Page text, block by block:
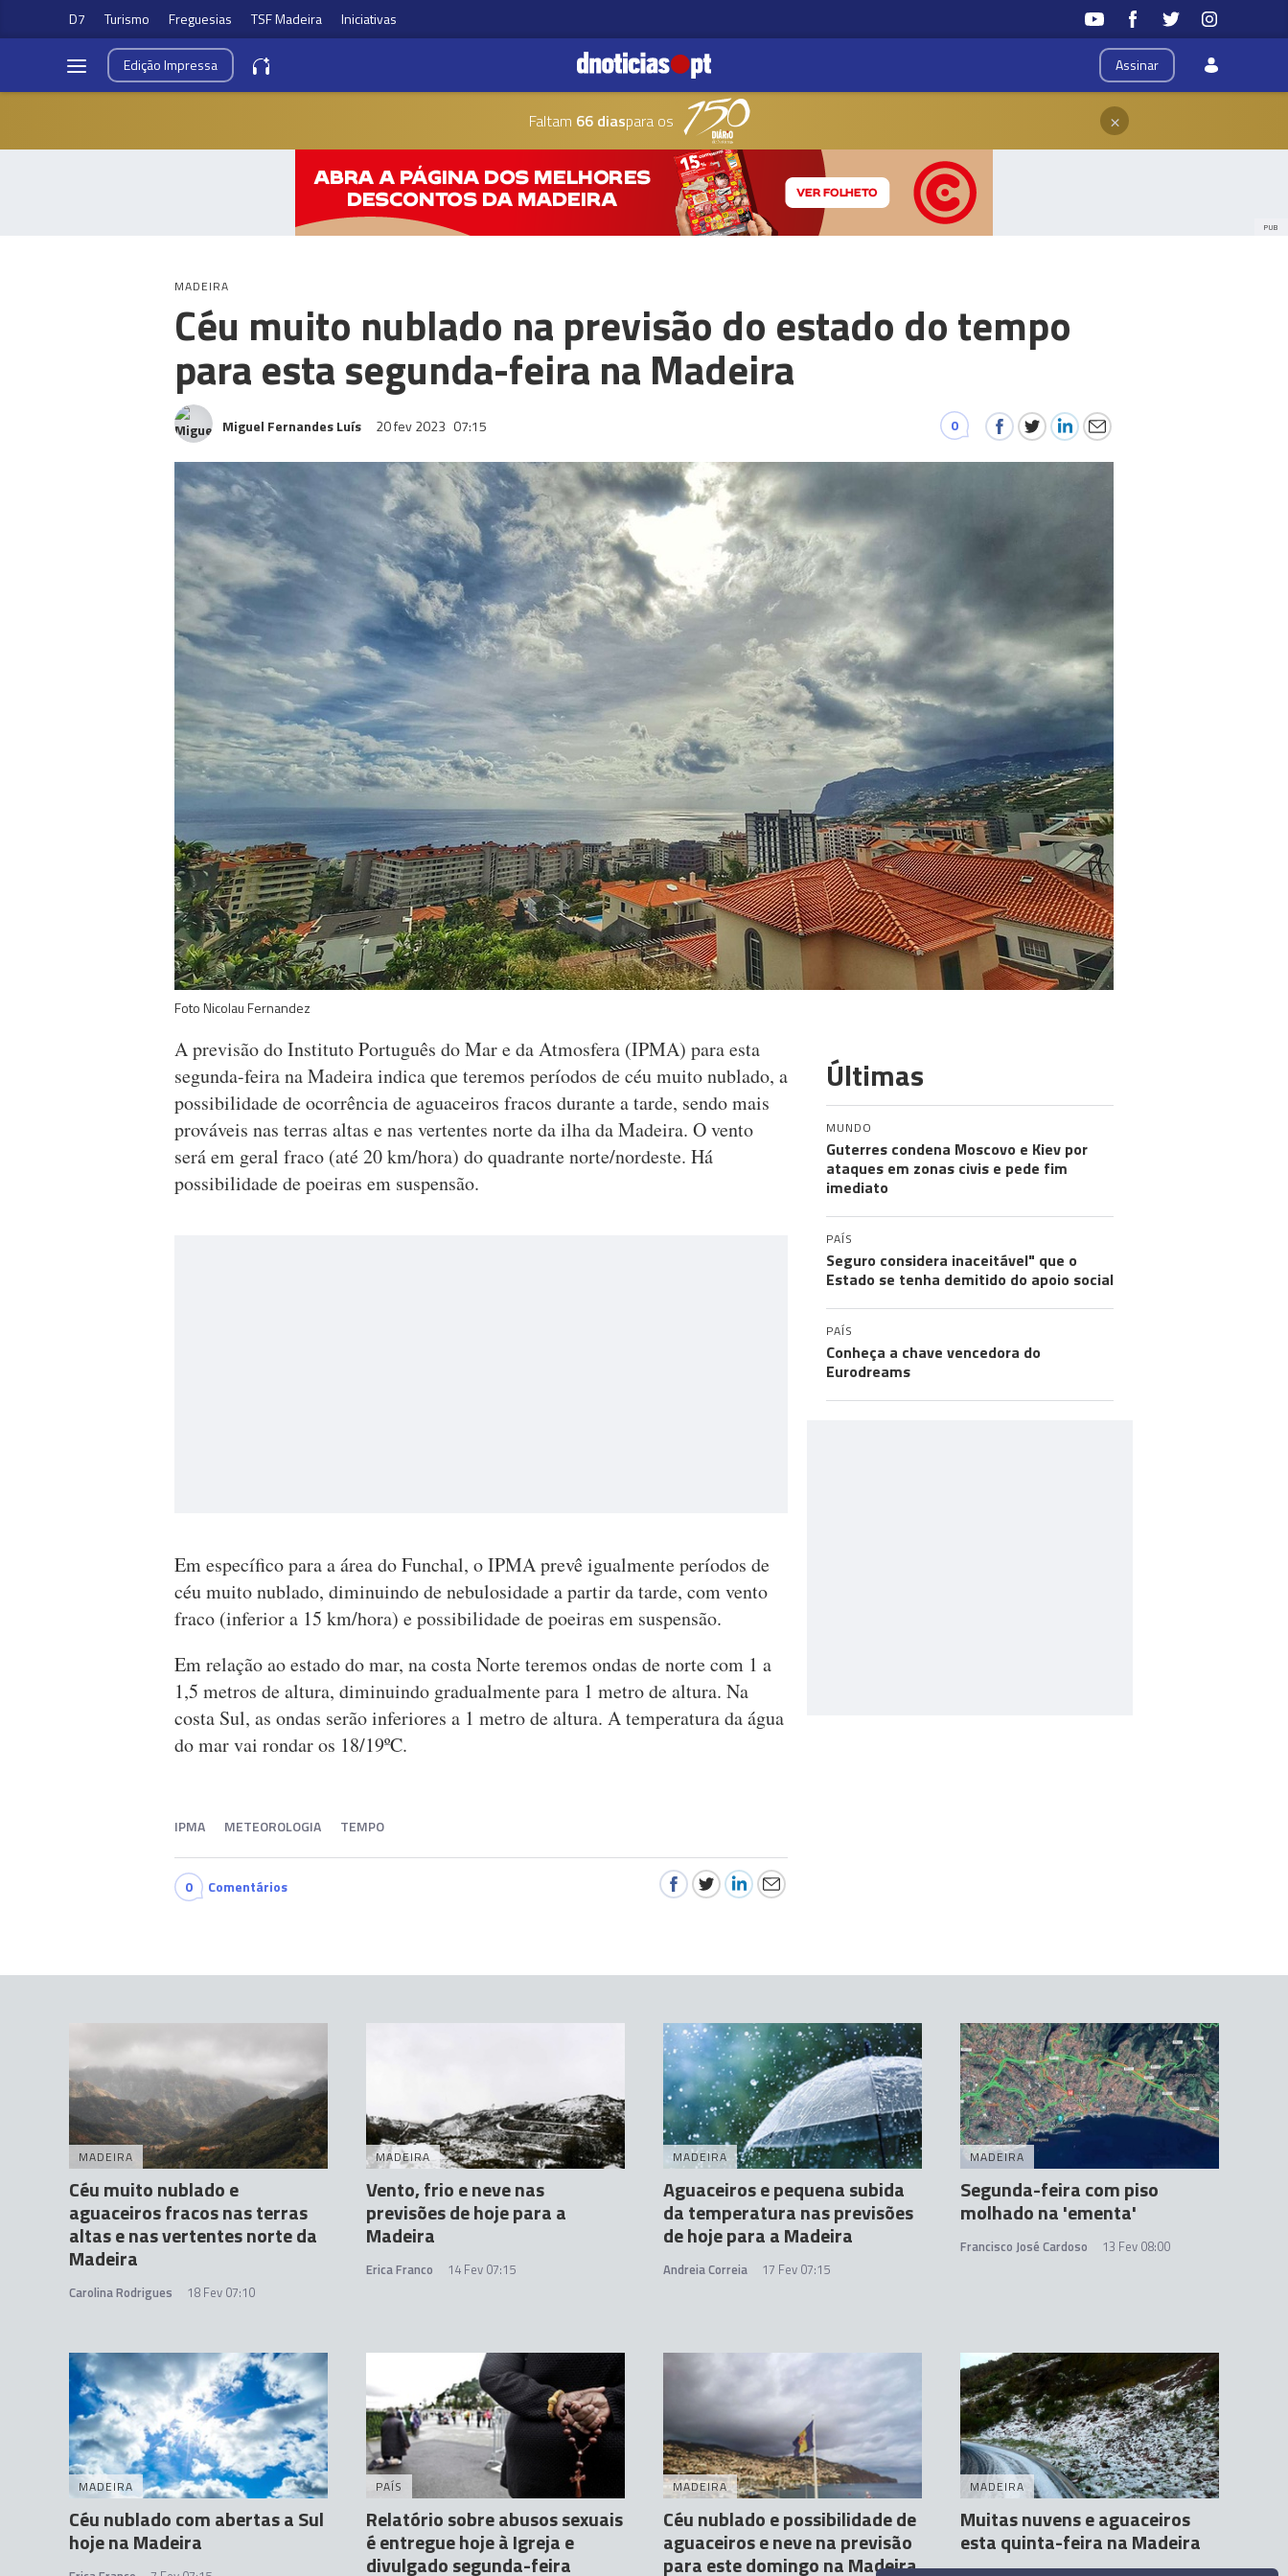
D7 Turismo Freguesias TSF Madeira Iniciativas
Assinar
EdiçãoImpressa
Faltam 66 diaspara os ×
PUB
MADEIRA
Céu muito nublado na previsão do estado do tempo
para esta segunda-feira na Madeira
Miguel Fernandes Luís 20 fev 2023 07:15 0
Foto Nicolau Fernandez
A previsão do Instituto Português do Mar e da Atmosfera (IPMA) para esta
segunda-feira na Madeira indica que teremos períodos de céu muito nublado, a
possibilidade de ocorrência de aguaceiros fracos durante a tarde, sendo mais
prováveis nas terras altas e nas vertentes norte da ilha da Madeira. O vento
será em geral fraco (até 20 km/hora) do quadrante norte/nordeste. Há
possibilidade de poeiras em suspensão.
Em específico para a área do Funchal, o IPMA prevê igualmente períodos de
céu muito nublado, diminuindo de nebulosidade a partir da tarde, com vento
fraco (inferior a 15 km/hora) e possibilidade de poeiras em suspensão.
Em relação ao estado do mar, na costa Norte teremos ondas de norte com 1 a
1,5 metros de altura, diminuindo gradualmente para 1 metro de altura. Na
costa Sul, as ondas serão inferiores a 1 metro de altura. A temperatura da água
do mar vai rondar os 18/19ºC.
IPMA METEOROLOGIA TEMPO
0 Comentários
Últimas
MUNDO
Guterres condena Moscovo e Kiev por
ataques em zonas civis e pede fim
imediato
PAÍS
Seguro considera inaceitável" que o
Estado se tenha demitido do apoio social
PAÍS
Conheça a chave vencedora do
Eurodreams
MADEIRA
Céu muito nublado e
aguaceiros fracos nas terras
altas e nas vertentes norte da
Madeira
Carolina Rodrigues 18 Fev 07:10
MADEIRA
Vento, frio e neve nas
previsões de hoje para a
Madeira
Erica Franco 14 Fev 07:15
MADEIRA
Aguaceiros e pequena subida
da temperatura nas previsões
de hoje para a Madeira
Andreia Correia 17 Fev 07:15
MADEIRA
Segunda-feira com piso
molhado na 'ementa'
Francisco José Cardoso 13 Fev 08:00
MADEIRA
Céu nublado com abertas a Sul
hoje na Madeira
PAÍS
Relatório sobre abusos sexuais
é entregue hoje à Igreja e
divulgado segunda-feira
MADEIRA
Céu nublado e possibilidade de
aguaceiros e neve na previsão
para este domingo na Madeira
MADEIRA
Muitas nuvens e aguaceiros
esta quinta-feira na Madeira